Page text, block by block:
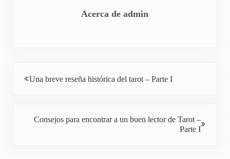
Acerca deadmin
Una breve reseña histórica del tarot – Parte I
Consejos para encontrar a un buen lector de Tarot –
Parte I